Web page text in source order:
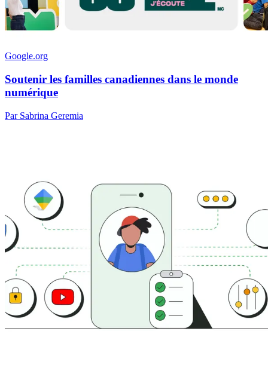
Google.org
Soutenir les familles canadiennes dans le monde
numérique
Par Sabrina Geremia